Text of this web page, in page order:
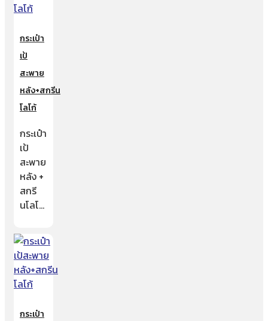
กระเป๋า
เป้
สะพาย
หลัง+สกรีน
โลโก้
กระเป๋า
เป้
สะพาย
หลัง +
สกรี
นโลโ…
กระเป๋า